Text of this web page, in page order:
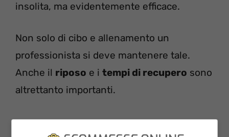
insolita, ma evidentemente efficace.
Non solo di cibo e allenamento un
professionista si deve mantenere tale.
Anche il riposo e i tempi di recupero sono
altrettanto importanti.